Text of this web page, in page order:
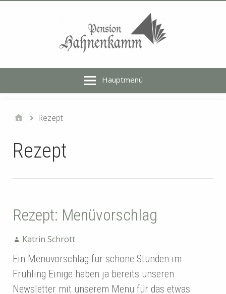
Hauptmenü
Rezept
Rezept
Rezept: Menüvorschlag
Katrin Schrott
Ein Menüvorschlag für schöne Stunden im
Frühling Einige haben ja bereits unseren
Newsletter mit unserem Menü für das etwas